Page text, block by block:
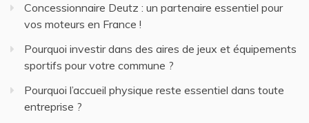
Concessionnaire Deutz : un partenaire essentiel pour
vos moteurs en France !
Pourquoi investir dans des aires de jeux et équipements
sportifs pour votre commune ?
Pourquoi l’accueil physique reste essentiel dans toute
entreprise ?